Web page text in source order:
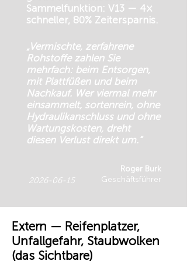
Sammelfunktion: V13 — 4×
schneller, 80% Zeitersparnis.
„Vermischte, zerfahrene
Rohstoffe zahlen Sie
mehrfach: beim Entsorgen,
mit Plattfüßen und beim
Nachkauf. Wer viermal mehr
einsammelt, sortenrein, ohne
Hydraulikanschluss und ohne
Wartungskosten, dreht
diesen Verlust direkt um.“
2026-06-15
Roger Burk
Geschäftsführer
Extern — Reifenplatzer,
Unfallgefahr, Staubwolken
(das Sichtbare)